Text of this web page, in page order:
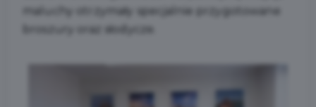
maluchy otrzymały specjalnie przygotowane
broszury oraz słodycze.